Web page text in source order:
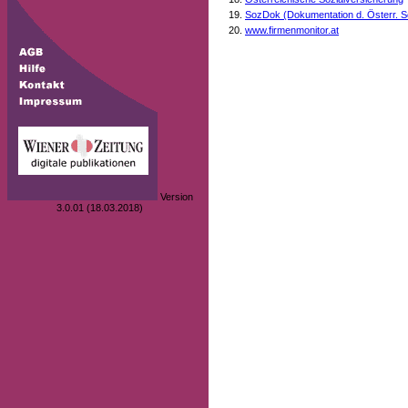
Version
3.0.01 (18.03.2018)
SozDok (Dokumentation d. Österr.
www.firmenmonitor.at